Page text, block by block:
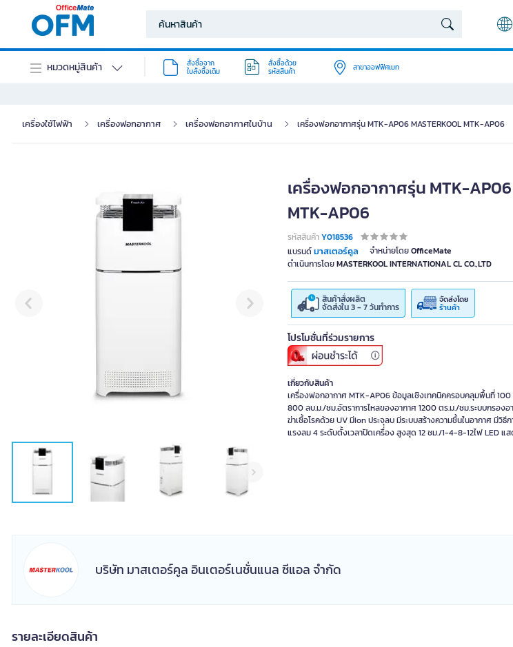
หมวดหมู่สินค้า
สั่งซื้อจาก
ใบสั่งซื้อเดิม
สั่งซื้อด้วย
รหัสสินค้า
สาขาออฟฟิศเมท
เครื่องใช้ไฟฟ้า เครื่องฟอกอากาศ เครื่องฟอกอากาศในบ้าน เครื่องฟอกอากาศรุ่น MTK-AP06 MASTERKOOL MTK-AP06
เครื่องฟอกอากาศรุ่น MTK-AP06
MTK-AP06
รหัสสินค้าY018536
แบรนด์มาสเตอร์คูล จำหน่ายโดยOfficeMate
ดำเนินการโดยMASTERKOOL INTERNATIONAL CL CO.,LTD
สินค้าสั่งผลิต
จัดส่งใน 3 - 7 วันทำการ
จัดส่งโดย
ร้านค้า
โปรโมชั่นที่ร่วมรายการ
เกี่ยวกับสินค้า
เครื่องฟอกอากาศ MTK-AP06 ข้อมูลเชิงเทคนิคครอบคลุมพื้นที่ 100
800 ลบ.ม./ชม.อัตราการไหลของอากาศ 1200 ตร.ม./ชม.ระบบกรองอ
ฆ่าเชื้อโรคด้วย UV มีIon ประจุลบ มีระบบสร้างความชื้นในอากาศ มีวิธี
แรงลม 4 ระดับตั้งเวลาปิดเครื่อง สูงสุด 12 ชม./1-4-8-12ไฟ LED
บริษัท มาสเตอร์คูล อินเตอร์เนชั่นแนล ซีแอล จำกัด
รายละเอียดสินค้า